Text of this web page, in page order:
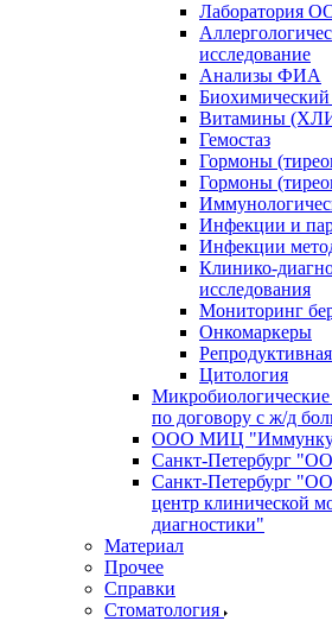
Лаборатория
исследование
Анализы ФИА
Биохимический
Витамины
Гемостаз
Гормоны
Гормоны
Инфекции и
Инфекции
Клинико-
исследования
Мониторинг
Онкомаркеры
Цитология
по договору с ж/д
ООО МИЦ
Санкт-Петербург
Санкт-Петербург
центр клинической
диагностики"
Материал
Прочее
Справки
Стоматология